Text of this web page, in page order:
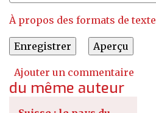
À propos des formats de texte
Ajouter un commentaire
du même auteur